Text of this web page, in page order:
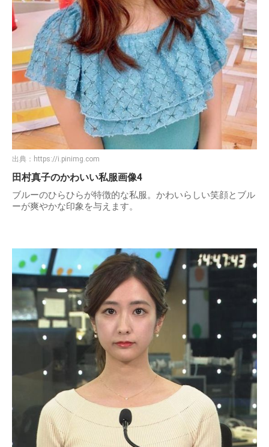
出典： https://i.pinimg.com
田村真子のかわいい私服画像4
ブルーのひらひらが特徴的な私服。かわいらしい笑顔とブル
ーが爽やかな印象を与えます。